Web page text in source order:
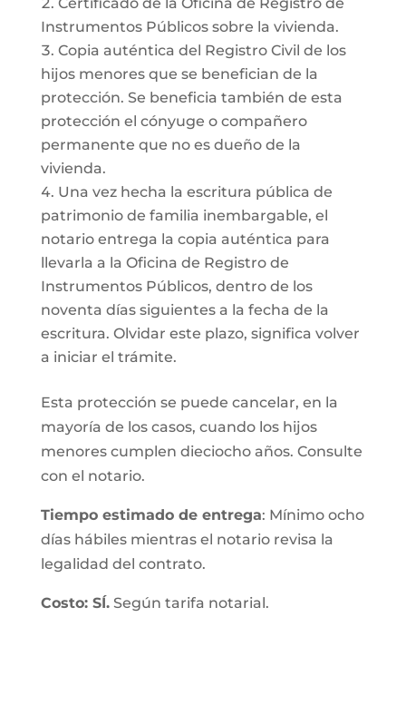
Instrumentos Públicos sobre la vivienda.
Copia auténtica del Registro Civil de los
hijos menores que se benefician de la
protección. Se beneficia también de esta
protección el cónyuge o compañero
permanente que no es dueño de la
vivienda.
Una vez hecha la escritura pública de
patrimonio de familia inembargable, el
notario entrega la copia auténtica para
llevarla a la Oficina de Registro de
Instrumentos Públicos, dentro de los
noventa días siguientes a la fecha de la
escritura. Olvidar este plazo, significa volver
a iniciar el trámite.
Esta protección se puede cancelar, en la
mayoría de los casos, cuando los hijos
menores cumplen dieciocho años. Consulte
con el notario.
Tiempo estimado de entrega: Mínimo ocho
días hábiles mientras el notario revisa la
legalidad del contrato.
Costo: SÍ.Según tarifa notarial.